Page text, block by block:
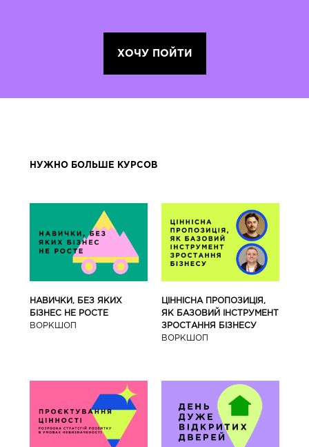
ХОЧУ ПОЙТИ
НУЖНО БОЛЬШЕ КУРСОВ
НАВИЧКИ, БЕЗ ЯКИХ
БІЗНЕС НЕ РОСТЕ
ВОРКШОП
ЦІННІСНА ПРОПОЗИЦІЯ,
ЯК БАЗОВИЙ ІНСТРУМЕНТ
ЗРОСТАННЯ БІЗНЕСУ
ВОРКШОП